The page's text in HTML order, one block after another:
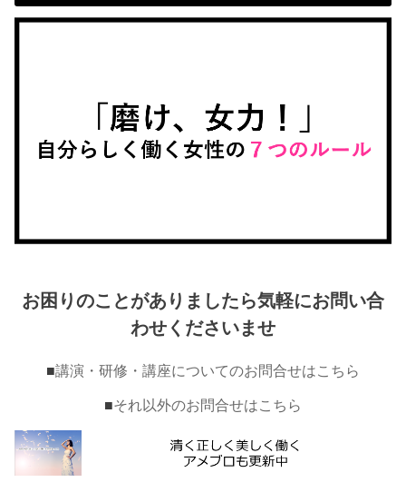
お困りのことがありましたら気軽にお問い合
わせくださいませ
■講演・研修・講座についてのお問合せはこちら
■それ以外のお問合せはこちら